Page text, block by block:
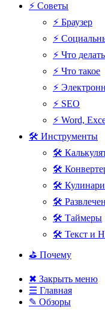
⚡ Советы
⚡ Браузер
⚡
⚡ Что
⚡ Что такое
⚡
⚡ SEO
⚡ Word,
🛠 Инструменты
🛠
🛠
🛠
🛠
🛠 Таймеры
🛠 Текст и
⛳ Почему
✖ Закрыть меню
☰ Главная
✎ Обзоры